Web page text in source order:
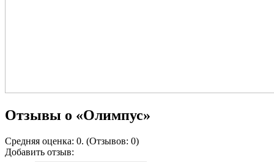
Отзывы о «Олимпус»
Средняя оценка: 0. (Отзывов: 0)
Добавить отзыв: